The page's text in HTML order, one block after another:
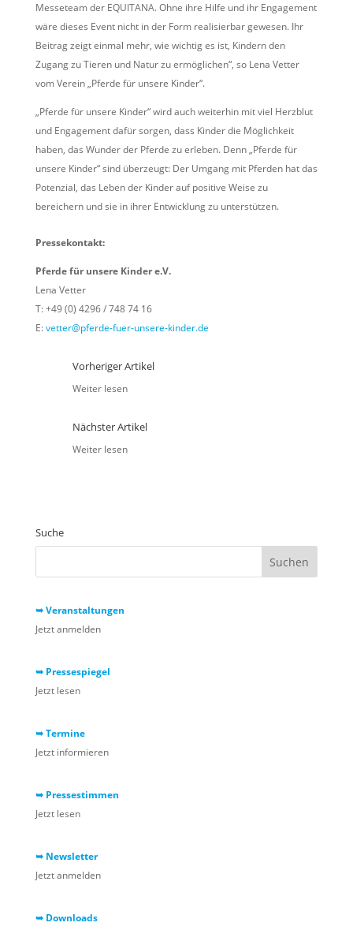
Messeteam der EQUITANA. Ohne ihre Hilfe und ihr Engagement
wäre dieses Event nicht in der Form realisierbar gewesen. Ihr
Beitrag zeigt einmal mehr, wie wichtig es ist, Kindern den
Zugang zu Tieren und Natur zu ermöglichen“, so Lena Vetter
vom Verein „Pferde für unsere Kinder“.
„Pferde für unsere Kinder“ wird auch weiterhin mit viel Herzblut
und Engagement dafür sorgen, dass Kinder die Möglichkeit
haben, das Wunder der Pferde zu erleben. Denn „Pferde für
unsere Kinder“ sind überzeugt: Der Umgang mit Pferden hat das
Potenzial, das Leben der Kinder auf positive Weise zu
bereichern und sie in ihrer Entwicklung zu unterstützen.
Pressekontakt:
Pferde für unsere Kinder e.V.
Lena Vetter
T: +49 (0) 4296 / 748 74 16
E:vetter@pferde-fuer-unsere-kinder.de
Vorheriger Artikel
Weiter lesen
Nächster Artikel
Weiter lesen
Suche
➥ Veranstaltungen
Jetzt anmelden
➥ Pressespiegel
Jetzt lesen
➥ Termine
Jetzt informieren
➥ Pressestimmen
Jetzt lesen
➥ Newsletter
Jetzt anmelden
➥ Downloads